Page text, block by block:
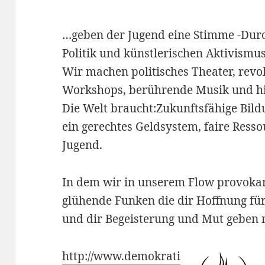
…geben der Jugend eine Stimme -
Politik und künstlerischen
Wir machen politisches Theater,
Workshops, berührende Musik und
Die Welt braucht:Zukunftsfähige
ein gerechtes Geldsystem, faire
Jugend.
In dem wir in unserem Flow
glühende Funken die dir Hoffnung
und dir Begeisterung und Mut geben
http://www.demokrati